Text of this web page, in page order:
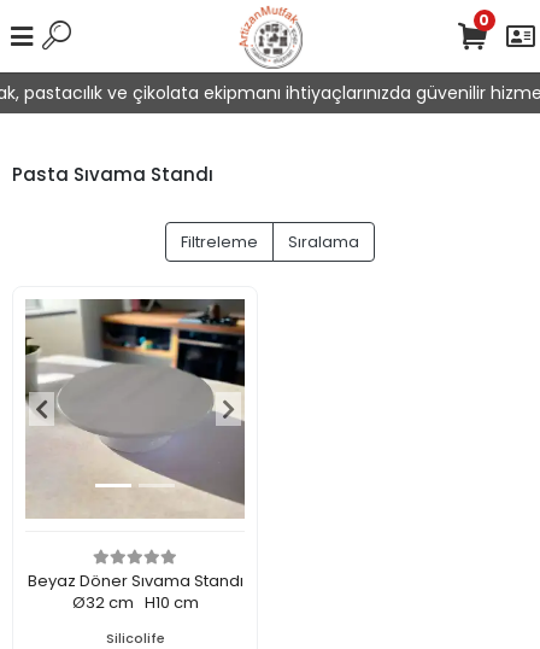
pastacılık ve çikolata ekipmanı ihtiyaçlarınızda güvenilir
0
Pasta Sıvama Standı
Filtreleme Sıralama
Beyaz Döner Sıvama Standı
Ø32 cm H10 cm
Silicolife